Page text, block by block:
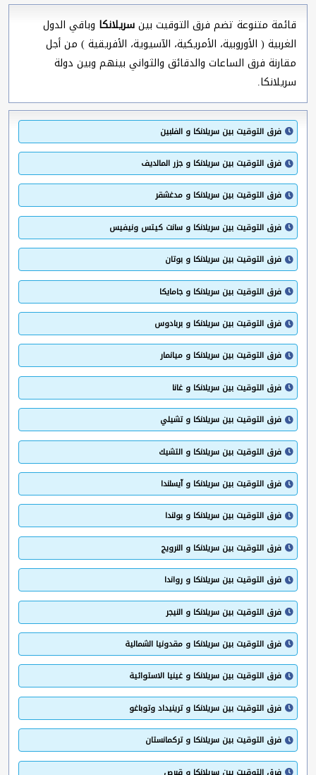
قائمة متنوعة تضم فرق التوقيت بينسريلانكا وباقي الدول
الغربية ( الأوروبية، الأمريكية، الآسيوية، الأفريقية ) من أجل
مقارنة فرق الساعات والدقائق والثواني بينهم وبين دولة
سريلانكا.
فرق التوقيت بين سريلانكا و الفلبين
فرق التوقيت بين سريلانكا و جزر المالديف
فرق التوقيت بين سريلانكا و مدغشقر
فرق التوقيت بين سريلانكا و سانت كيتس ونيفيس
فرق التوقيت بين سريلانكا و بوتان
فرق التوقيت بين سريلانكا و جامايكا
فرق التوقيت بين سريلانكا و بربادوس
فرق التوقيت بين سريلانكا و ميانمار
فرق التوقيت بين سريلانكا و غانا
فرق التوقيت بين سريلانكا و تشيلي
فرق التوقيت بين سريلانكا و التشيك
فرق التوقيت بين سريلانكا و آيسلندا
فرق التوقيت بين سريلانكا و بولندا
فرق التوقيت بين سريلانكا و النرويج
فرق التوقيت بين سريلانكا و رواندا
فرق التوقيت بين سريلانكا و النيجر
فرق التوقيت بين سريلانكا و مقدونيا الشمالية
فرق التوقيت بين سريلانكا و غينيا الاستوائية
فرق التوقيت بين سريلانكا و ترينيداد وتوباغو
فرق التوقيت بين سريلانكا و تركمانستان